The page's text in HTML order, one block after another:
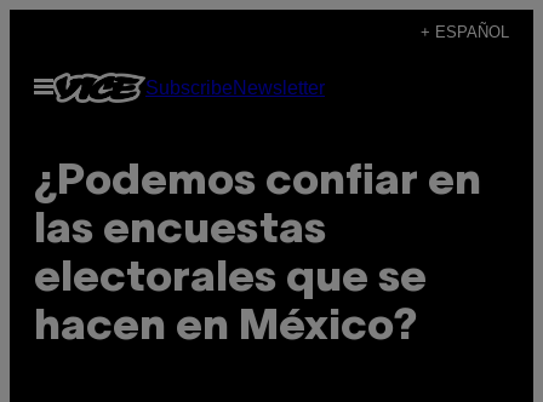
contenido
+ ESPAÑOL
Abrir
Menú
SubscribeNewsletter
¿Podemos confiar en
las encuestas
electorales que se
hacen en México?